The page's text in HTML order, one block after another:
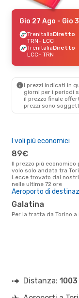
Gio 27 Ago - Gio
TrenitaliaDiretto
TRN- LCC
TrenitaliaDiretto
LCC- TRN
I prezzi indicati in
giorni per i periodi
il ​​prezzo finale
prezzi sono
I voli più economici
89€
Il prezzo più economico per un
volo solo andata tra
Lecce trovato dai
nelle ultime 72 ore
Aeroporto di
Galatina
Per la tratta da Torino
Distanza: